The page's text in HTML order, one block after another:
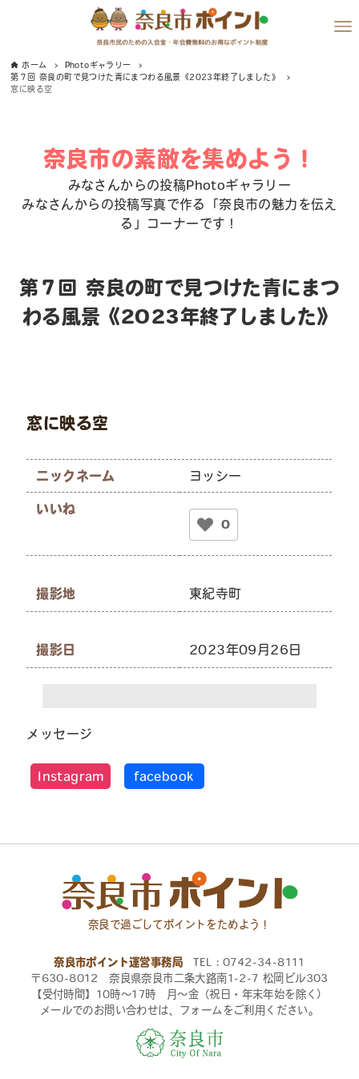
ホーム
Photoギャラリー
第７回 奈良の町で見つけた青にまつわる風景《2023年終了しました》
窓に映る空
奈良市の素敵を集めよう！
みなさんからの投稿Photoギャラリー
みなさんからの投稿写真で作る「奈良市の魅力を伝え
る」コーナーです！
第７回 奈良の町で見つけた青にまつ
わる風景《2023年終了しました》
窓に映る空
ニックネーム ヨッシー
いいね
0
撮影地 東紀寺町
撮影日 2023年09月26日
メッセージ
Instagram facebook
奈良で過ごしてポイントをためよう！
奈良市ポイント運営事務局 TEL：0742-34-8111
〒630-8012 奈良県奈良市二条大路南1-2-7 松岡ビル303
【受付時間】10時〜17時 月〜金（祝日・年末年始を除く）
メールでのお問い合わせは、フォームをご利用ください。